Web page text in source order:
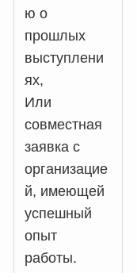
ю о
прошлых
выступлени
ях,
Или
совместная
заявка с
организацие
й, имеющей
успешный
опыт
работы.